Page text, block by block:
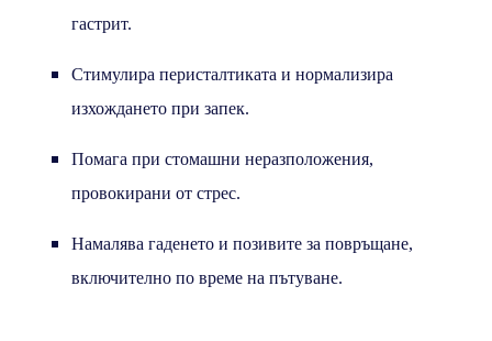
гастрит.
Стимулира перисталтиката и нормализира
изхождането при запек.
Помага при стомашни неразположения,
провокирани от стрес.
Намалява гаденето и позивите за повръщане,
включително по време на пътуване.